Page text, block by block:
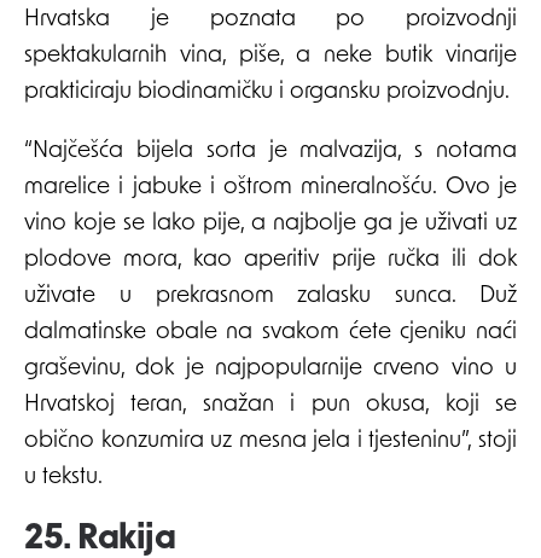
Hrvatska je poznata po proizvodnji
spektakularnih vina, piše, a neke butik vinarije
prakticiraju biodinamičku i organsku proizvodnju.
“Najčešća bijela sorta je malvazija, s notama
marelice i jabuke i oštrom mineralnošću. Ovo je
vino koje se lako pije, a najbolje ga je uživati ​​uz
plodove mora, kao aperitiv prije ručka ili dok
uživate u prekrasnom zalasku sunca. Duž
dalmatinske obale na svakom ćete cjeniku naći
graševinu, dok je najpopularnije crveno vino u
Hrvatskoj teran, snažan i pun okusa, koji se
obično konzumira uz mesna jela i tjesteninu”, stoji
u tekstu.
25. Rakija